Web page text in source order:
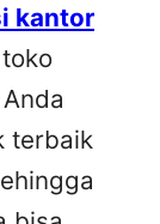
kantor
terbaik